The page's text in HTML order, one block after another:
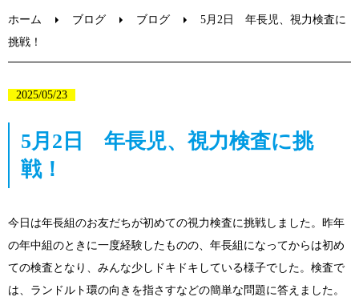
入園について
Instagram
ホーム ブログ ブログ
5月2日 年長児、視力検査に
挑戦！
2025/05/23
5月2日 年長児、視力検査に挑
戦！
今日は年長組のお友だちが初めての視力検査に挑戦しました。昨年
の年中組のときに一度経験したものの、年長組になってからは初め
ての検査となり、みんな少しドキドキしている様子でした。検査で
は、ランドルト環の向きを指さすなどの簡単な問題に答えました。